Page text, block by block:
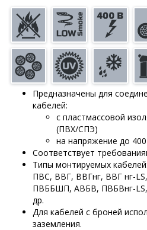
Предназначены для
кабелей:
с пластмассовой
(ПВХ/СПЭ)
на напряжение до
Соответствует
Типы монтируемых кабелей:
ПВС, ВВГ, ВВГнг, ВВГ нг-
ПВББШП, АВБВ, ПВБВнг-
др.
Для кабелей с броней
заземления.